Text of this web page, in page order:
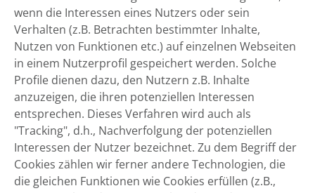
wenn die Interessen eines Nutzers oder sein
Verhalten (z.B. Betrachten bestimmter Inhalte,
Nutzen von Funktionen etc.) auf einzelnen Webseiten
in einem Nutzerprofil gespeichert werden. Solche
Profile dienen dazu, den Nutzern z.B. Inhalte
anzuzeigen, die ihren potenziellen Interessen
entsprechen. Dieses Verfahren wird auch als
"Tracking", d.h., Nachverfolgung der potenziellen
Interessen der Nutzer bezeichnet. Zu dem Begriff der
Cookies zählen wir ferner andere Technologien, die
die gleichen Funktionen wie Cookies erfüllen (z.B.,